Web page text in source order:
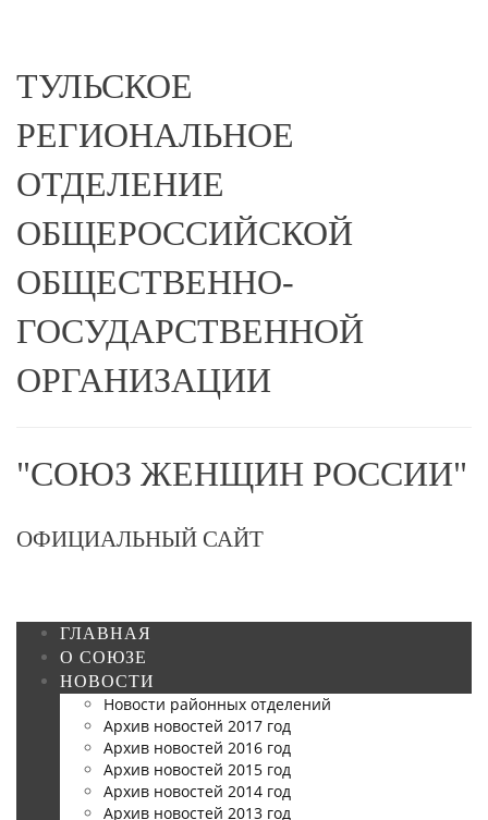
ТУЛЬСКОЕ
РЕГИОНАЛЬНОЕ
ОТДЕЛЕНИЕ
ОБЩЕРОССИЙСКОЙ
ОБЩЕСТВЕННО-
ГОСУДАРСТВЕННОЙ
ОРГАНИЗАЦИИ
"СОЮЗ ЖЕНЩИН РОССИИ"
ОФИЦИАЛЬНЫЙ САЙТ
ГЛАВНАЯ
О СОЮЗЕ
НОВОСТИ
Новости районных отделений
Архив новостей 2017 год
Архив новостей 2016 год
Архив новостей 2015 год
Архив новостей 2014 год
Архив новостей 2013 год